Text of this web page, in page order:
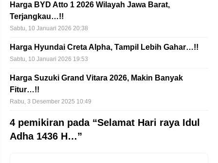
Harga BYD Atto 1 2026 Wilayah Jawa Barat,
Terjangkau…!!
Sabtu, 10 Januari 2026 20:38
Harga Hyundai Creta Alpha, Tampil Lebih Gahar…!!
Sabtu, 10 Januari 2026 19:53
Harga Suzuki Grand Vitara 2026, Makin Banyak
Fitur…!!
Rabu, 3 Desember 2025 10:49
4 pemikiran pada “Selamat Hari raya Idul
Adha 1436 H…”